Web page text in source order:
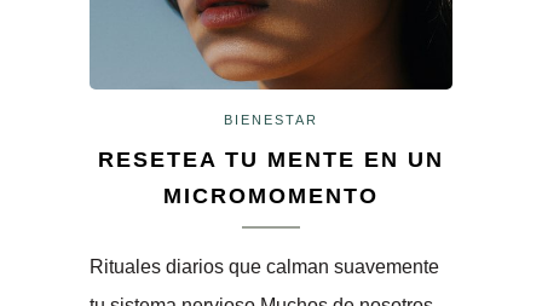
BIENESTAR
RESETEA TU MENTE EN UN
MICROMOMENTO
Rituales diarios que calman suavemente